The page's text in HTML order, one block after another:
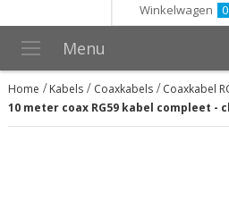
Winkelwagen 0
Menu
Home Kabels Coaxkabels
Coaxkabel
10 meter coax RG59 kabel compleet -